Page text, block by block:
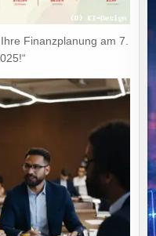
Finanzplanung am 7.